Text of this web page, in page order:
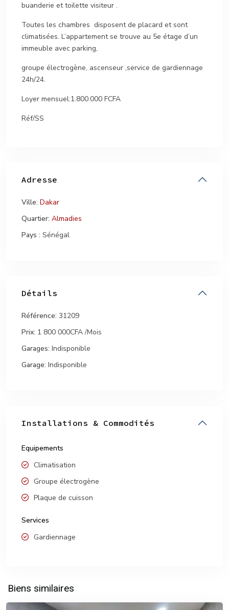
buanderie et toilette visiteur .
Toutes les chambres disposent de placard et sont
climatisées. L’appartement se trouve au 5e étage d’un
immeuble avec parking,
groupe électrogène, ascenseur ,service de gardiennage
24h/24.
Loyer mensuel:1.800.000 FCFA
Réf/SS
Adresse
Ville: Dakar
Quartier: Almadies
Pays : Sénégal
Détails
Référence: 31209
Prix: 1 800 000CFA /Mois
Garages: Indisponible
Garage: Indisponible
Installations & Commodités
Equipements
Climatisation
Groupe électrogène
Plaque de cuisson
Services
Gardiennage
Biens similaires